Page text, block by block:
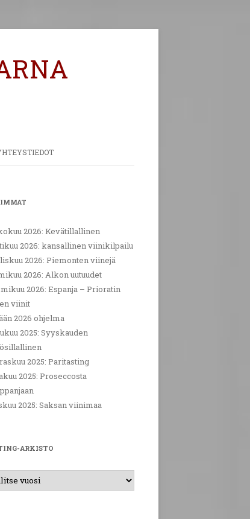
2026: Kevätillallinen
2026: kansallinen viinikilpailu
2026: Piemonten viinejä
2026: Alkon uutuudet
2026: Espanja – Prioratin
viinit
2026 ohjelma
2025: Syyskauden
2025: Paritasting
2025: Proseccosta
2025: Saksan viinimaa
ARKISTO